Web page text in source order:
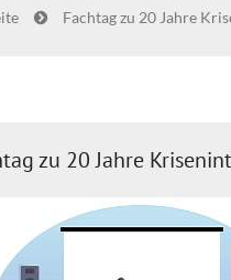
Fachtag zu 20 Jahre
zu 20 Jahre